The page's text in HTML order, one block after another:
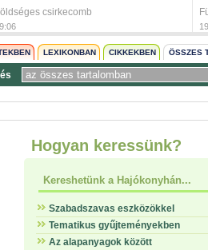
csirkecomb
LEXIKONBAN CIKKEKBEN ÖSSZES
Hogyan keressünk?
Kereshetünk a Hajókonyhán...
Szabadszavas eszközökkel
Tematikus gyűjteményekben
Az alapanyagok között